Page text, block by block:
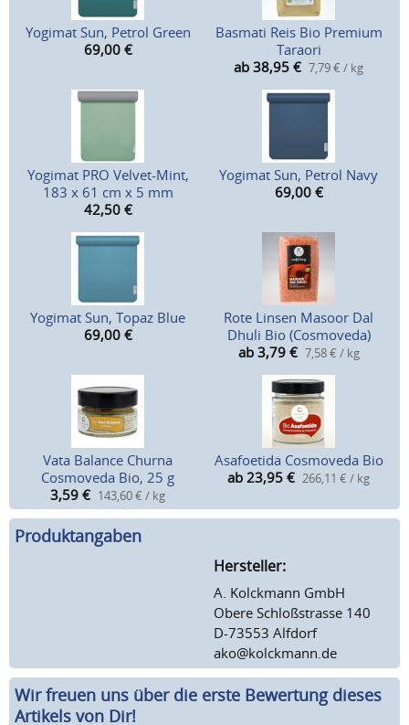
Yogimat Sun, Petrol Green
69,00 €
Basmati Reis Bio Premium
Taraori
ab 38,95 € 7,79 € / kg
Yogimat PRO Velvet-Mint,
183 x 61 cm x 5 mm
42,50 €
Yogimat Sun, Petrol Navy
69,00 €
Yogimat Sun, Topaz Blue
69,00 €
Rote Linsen Masoor Dal
Dhuli Bio (Cosmoveda)
ab 3,79 € 7,58 € / kg
Vata Balance Churna
Cosmoveda Bio, 25 g
3,59 € 143,60 € / kg
Asafoetida Cosmoveda Bio
ab 23,95 € 266,11 € / kg
Produktangaben
Hersteller:
A. Kolckmann GmbH
Obere Schloßstrasse 140
D-73553 Alfdorf
ako@kolckmann.de
Wir freuen uns über die erste Bewertung dieses
Artikels von Dir!